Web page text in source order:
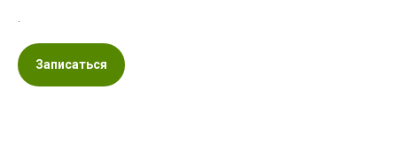
Записаться